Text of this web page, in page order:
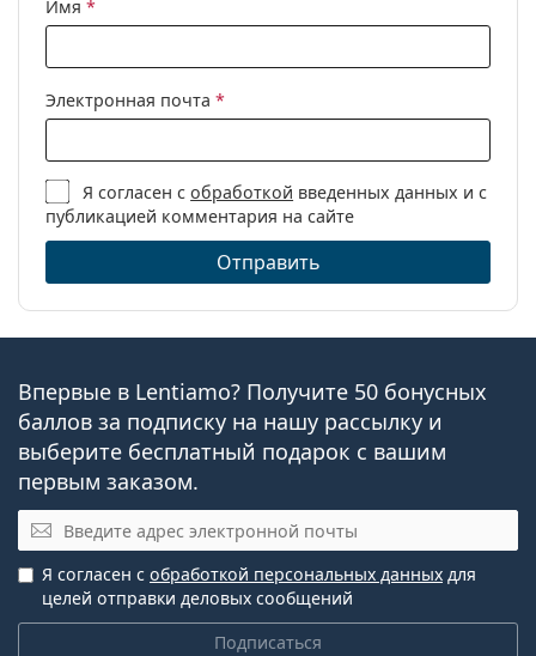
Имя *
Электронная почта *
Я согласен собработкой введенных данных и с
публикацией комментария на сайте
Отправить
Впервые в Lentiamo? Получите 50 бонусных
баллов за подписку на нашу рассылку и
выберите бесплатный подарок с вашим
первым заказом.
Электронная почта
Подписаться
Я согласен с обработкой персональных данных для
целей отправки деловых сообщений